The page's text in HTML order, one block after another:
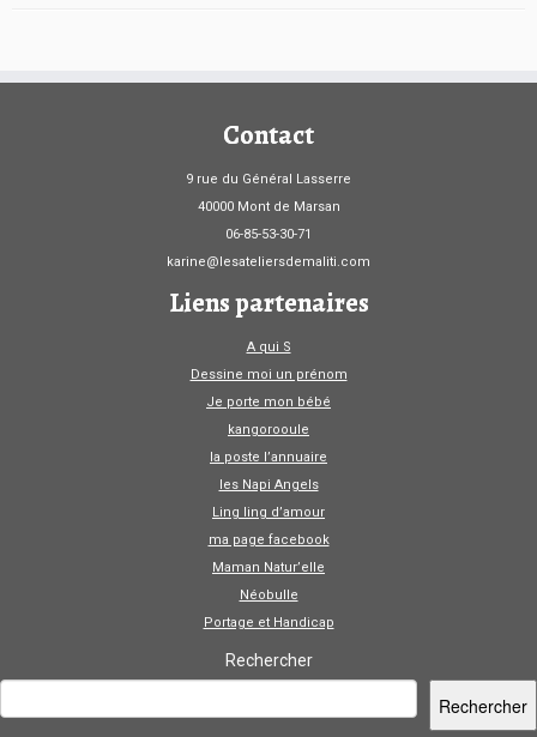
Contact
9 rue du Général Lasserre
40000 Mont de Marsan
06-85-53-30-71
karine@lesateliersdemaliti.com
Liens partenaires
A qui S
Dessine moi un prénom
Je porte mon bébé
kangorooule
la poste l’annuaire
les Napi Angels
Ling ling d’amour
ma page facebook
Maman Natur’elle
Néobulle
Portage et Handicap
Rechercher
Rechercher